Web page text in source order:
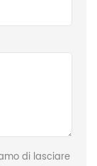
di lasciare